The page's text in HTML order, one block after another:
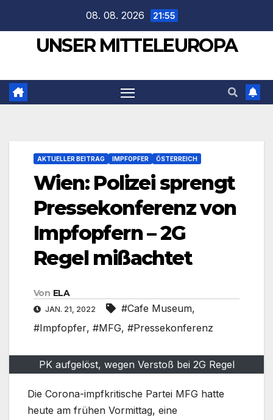
springen
08. 08. 2026 21:55
UNSER MITTELEUROPA
AKTUELLER BEITRAG IMPFOPFER ÖSTERREICH
Wien: Polizei sprengt
Pressekonferenz von
Impfopfern – 2G
Regel mißachtet
Von ELA
JAN. 21, 2022 #Cafe Museum,
#Impfopfer, #MFG, #Pressekonferenz
PK aufgelöst, wegen Verstoß bei 2G Regel
Die Corona-impfkritische Partei MFG hatte
heute am frühen Vormittag, eine